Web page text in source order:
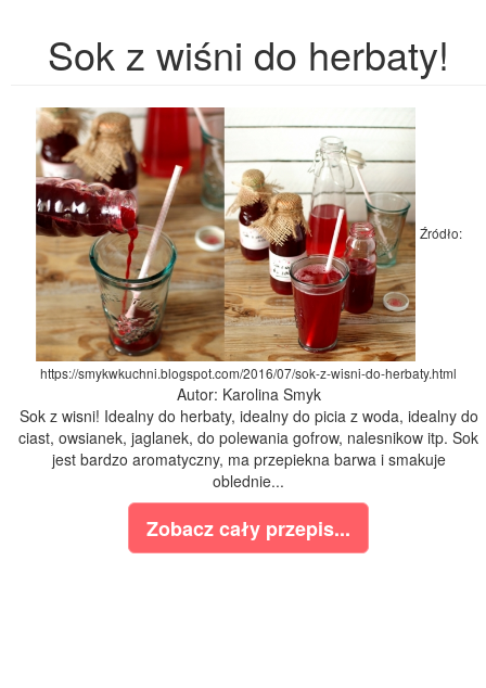
Sok z wiśni do herbaty!
Źródło:
https://smykwkuchni.blogspot.com/2016/07/sok-z-wisni-do-herbaty.html
Autor: Karolina Smyk
Sok z wisni! Idealny do herbaty, idealny do picia z woda, idealny do
ciast, owsianek, jaglanek, do polewania gofrow, nalesnikow itp. Sok
jest bardzo aromatyczny, ma przepiekna barwa i smakuje
oblednie...
Zobacz cały przepis...